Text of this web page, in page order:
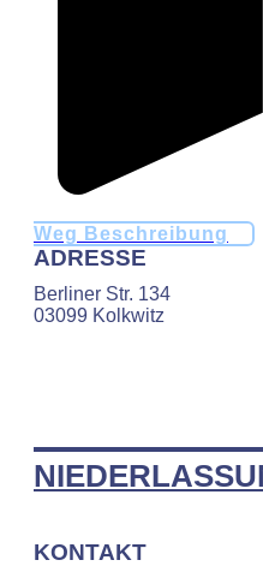
Weg Beschreibung
ADRESSE
Berliner Str. 134
03099 Kolkwitz
KONTAKT